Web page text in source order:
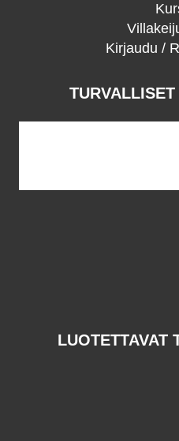
Kirjaudu /
LUOTETTAVAT